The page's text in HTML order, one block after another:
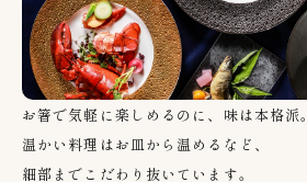
お箸で気軽に楽しめるのに、味は本格派。
温かい料理はお皿から温めるなど、
細部までこだわり抜いています。